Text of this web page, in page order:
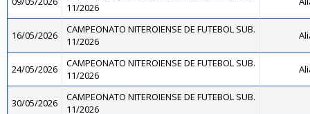
11/2026
16/05/2026
CAMPEONATO NITEROIENSE DE FUTEBOL SUB.
11/2026
24/05/2026
CAMPEONATO NITEROIENSE DE FUTEBOL SUB.
11/2026
30/05/2026
CAMPEONATO NITEROIENSE DE FUTEBOL SUB.
11/2026